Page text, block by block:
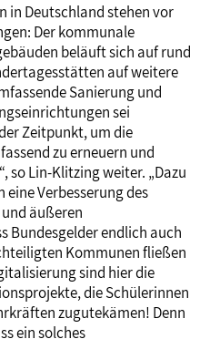
in Deutschland stehen vor
Der kommunale
beläuft sich auf rund
auf weitere
Sanierung und
sei
Zeitpunkt, um die
zu erneuern und
so Lin-Klitzing weiter. „Dazu
Verbesserung des
äußeren
Bundesgelder endlich auch
Kommunen fließen
sind hier die
die Schülerinnen
zugutekämen! Denn
ein solches